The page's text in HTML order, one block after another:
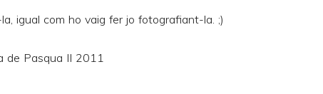
igual com ho vaig fer jo fotografiant-la. ;)